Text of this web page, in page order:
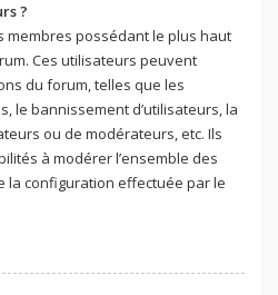
?
membres possédant le plus haut
Ces utilisateurs peuvent
du forum, telles que les
le bannissement d’utilisateurs, la
ou de modérateurs, etc. Ils
à modérer l’ensemble des
la configuration effectuée par le